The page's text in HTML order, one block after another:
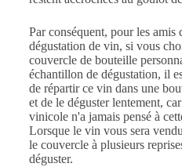
Par conséquent, pour les amis
dégustation de vin, si vous
couvercle de bouteille
échantillon de dégustation, il
de répartir ce vin dans une
et de le déguster lentement,
vinicole n'a jamais pensé à
Lorsque le vin vous sera
le couvercle à plusieurs
déguster.